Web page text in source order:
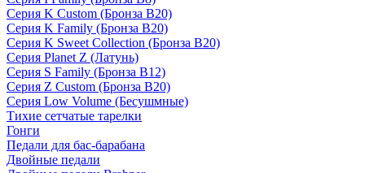
Серия K Custom (Бронза B20)
Серия K Family (Бронза B20)
Серия K Sweet Collection (Бронза B20)
Серия Planet Z (Латунь)
Серия S Family (Бронза B12)
Серия Z Custom (Бронза B20)
Серия Low Volume (Бесушмные)
Тихие сетчатые тарелки
Гонги
Педали для бас-барабана
Двойные педали